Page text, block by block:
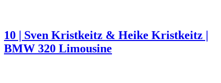
10 | Sven Kristkeitz & Heike Kristkeitz |
BMW 320 Limousine